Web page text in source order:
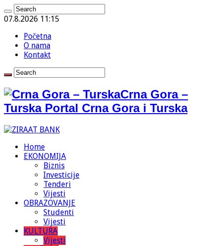
07.8.2026 11:15
Početna
O nama
Kontakt
Crna Gora –
Turska Portal Crna Gora i Turska
Home
EKONOMIJA
Biznis
Investicije
Tenderi
Vijesti
OBRAZOVANJE
Studenti
Vijesti
KULTURA
Vijesti